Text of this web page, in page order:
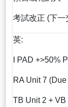
考試改正 (下一
英:
I PAD +>50%
RA Unit 7
TB Unit 2 + VB